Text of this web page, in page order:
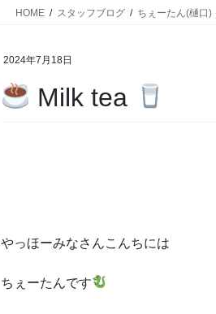
HOME スタッフブログ ちぇーたん(樋口)
2024年7月18日
Milk tea
やっほーみなさんこんちには
ちぇーたんです